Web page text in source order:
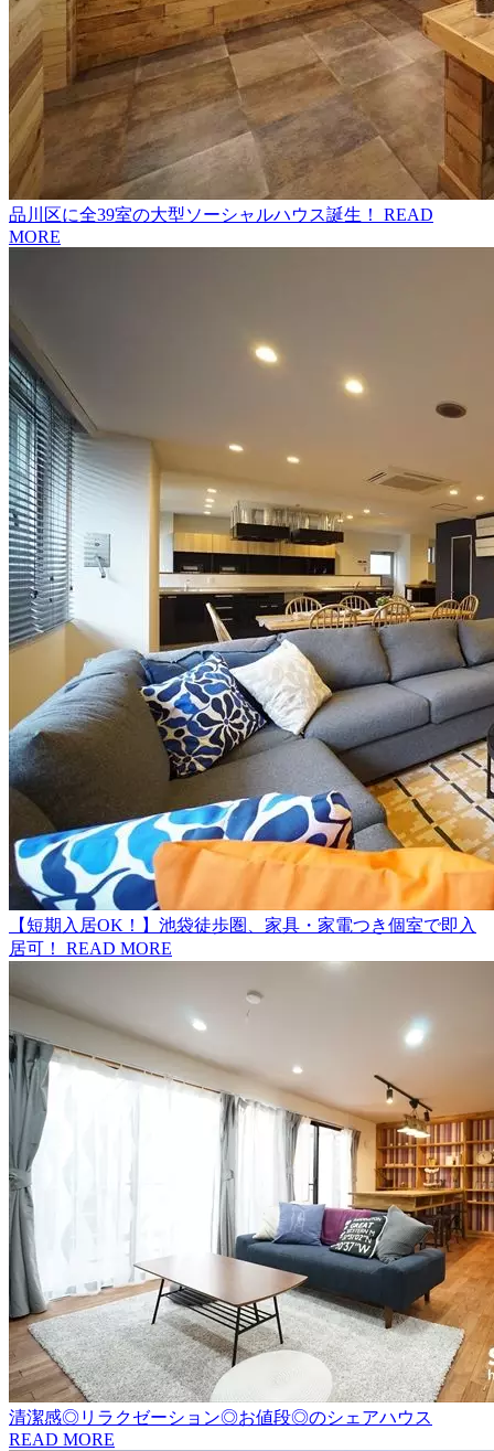
品川区に全39室の大型ソーシャルハウス誕生！
READ
MORE
【短期入居OK！】池袋徒歩圏、家具・家電つき個室で即入
居可！
READ MORE
清潔感◎リラクゼーション◎お値段◎のシェアハウス
READ MORE